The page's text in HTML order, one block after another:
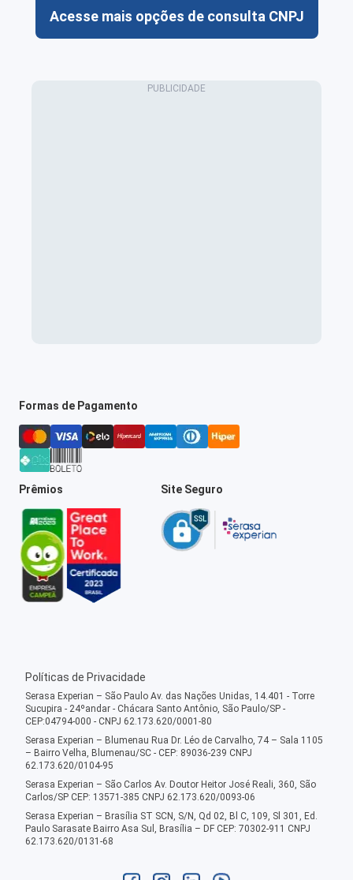
Acesse mais opções de consulta CNPJ
Formas de Pagamento
Prêmios Site Seguro
Políticas de Privacidade
Serasa Experian – São Paulo Av. das Nações Unidas, 14.401 - Torre
Sucupira - 24ºandar - Chácara Santo Antônio, São Paulo/SP -
CEP:04794-000 - CNPJ 62.173.620/0001-80
Serasa Experian – Blumenau Rua Dr. Léo de Carvalho, 74 – Sala 1105
– Bairro Velha, Blumenau/SC - CEP: 89036-239 CNPJ
62.173.620/0104-95
Serasa Experian – São Carlos Av. Doutor Heitor José Reali, 360, São
Carlos/SP CEP: 13571-385 CNPJ 62.173.620/0093-06
Serasa Experian – Brasília ST SCN, S/N, Qd 02, Bl C, 109, Sl 301, Ed.
Paulo Sarasate Bairro Asa Sul, Brasília – DF CEP: 70302-911 CNPJ
62.173.620/0131-68